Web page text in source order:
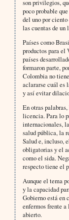
son privilegios,
poco probable
del uno por
las cuentas de
Países como
productos para el
países
formaron parte,
Colombia no
aclararse cuál es
y así evitar
En otras
licencia. Para lo
internacionales,
salud pública, la
Salud e, incluso,
obligatorias y el
como el sida.
respecto tiene el
Aunque el tema
y la capacidad
Gobierno está en
enfermos frente a
abierto.